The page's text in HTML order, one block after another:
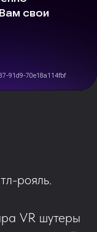
рояль.
VR шутеры